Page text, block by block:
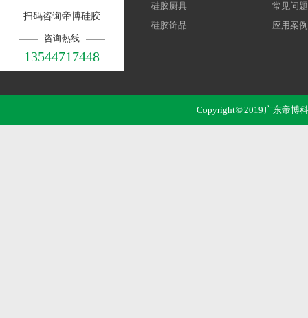
扫码咨询帝博硅胶
咨询热线
13544717448
硅胶厨具
硅胶饰品
常见问题
应用案例
Copyright © 2019 广东帝博